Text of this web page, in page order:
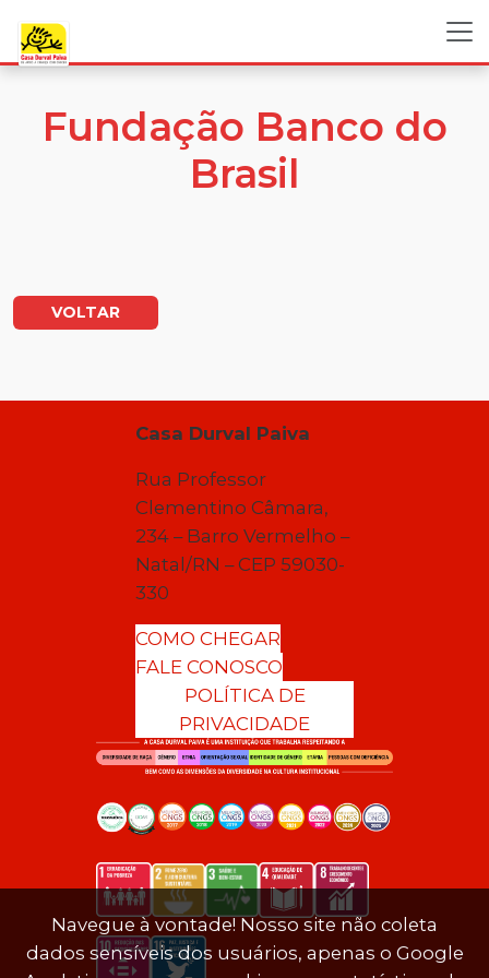
Fundação Banco do
Brasil
VOLTAR
Casa Durval Paiva
Rua Professor
Clementino Câmara,
234 – Barro Vermelho –
Natal/RN – CEP 59030-
330
COMO CHEGAR
FALE CONOSCO
POLÍTICA DE
PRIVACIDADE
Navegue à vontade! Nosso site não coleta
dados sensíveis dos usuários, apenas o Google